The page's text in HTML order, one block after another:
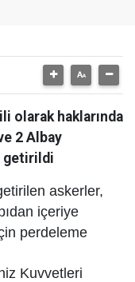
olarak haklarında
2 Albay
getirildi
askerler,
içeriye
perdeleme
Kuvvetleri